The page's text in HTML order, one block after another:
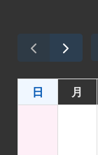
日 月